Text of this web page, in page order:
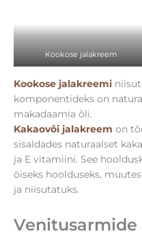
Kookose jalakreem
Kookose jalakreemi
komponentideks on
makadaamia õli.
Kakaovõi jalakreem on
sisaldades naturaalset
ja E vitamiini. See
öiseks hoolduseks,
ja niisutatuks.